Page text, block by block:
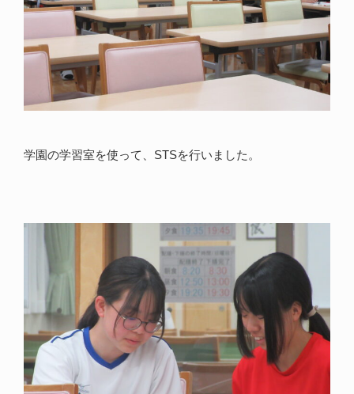
学園の学習室を使って、STSを行いました。